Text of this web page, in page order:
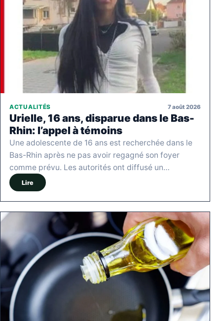
ACTUALITÉS 7 août 2026
Urielle, 16 ans, disparue dans le Bas-
Rhin: l’appel à témoins
Une adolescente de 16 ans est recherchée dans le
Bas-Rhin après ne pas avoir regagné son foyer
comme prévu. Les autorités ont diffusé un…
Lire